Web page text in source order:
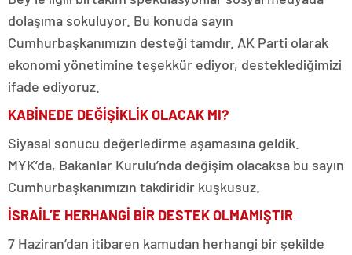
dolaşıma sokuluyor. Bu konuda sayın
Cumhurbaşkanımızın desteği tamdır. AK Parti olarak
ekonomi yönetimine teşekkür ediyor, desteklediğimizi
ifade ediyoruz.
KABİNEDE DEĞİŞİKLİK OLACAK MI?
Siyasal sonucu değerledirme aşamasına geldik.
MYK’da, Bakanlar Kurulu’nda değişim olacaksa bu sayın
Cumhurbaşkanımızın takdiridir kuşkusuz.
İSRAİL’E HERHANGİ BİR DESTEK OLMAMIŞTIR
7 Haziran’dan itibaren kamudan herhangi bir şekilde